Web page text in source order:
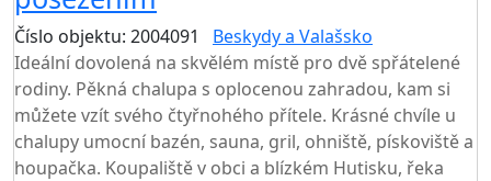
Číslo objektu: 2004091
Beskydy a Valašsko
Ideální dovolená na skvělém místě pro dvě spřátelené
rodiny. Pěkná chalupa s oplocenou zahradou, kam si
můžete vzít svého čtyřnohého přítele. Krásné chvíle u
chalupy umocní bazén, sauna, gril, ohniště, pískoviště a
houpačka. Koupaliště v obci a blízkém Hutisku, řeka